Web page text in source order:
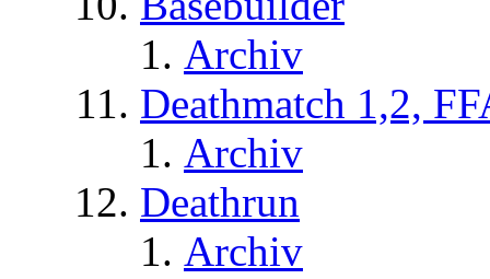
Archiv
Deathmatch 1,2,
Archiv
Deathrun
Archiv